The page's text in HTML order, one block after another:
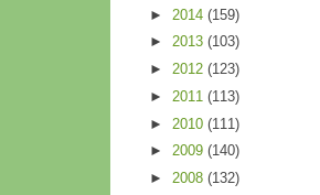
► 2014 (159)
► 2013 (103)
► 2012 (123)
► 2011 (113)
► 2010 (111)
► 2009 (140)
► 2008 (132)